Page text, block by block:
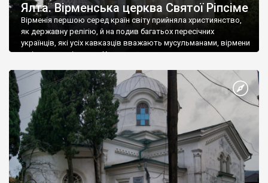
Ялта. Вірменська церква Святої Ріпсіме
Вірменія першою серед країн світу прийняла християнство,
як державну релігію, й на подив багатьох пересічних
українців, які усіх кавказців вважають мусульманами, вірмени
є відданими вірянами Христа